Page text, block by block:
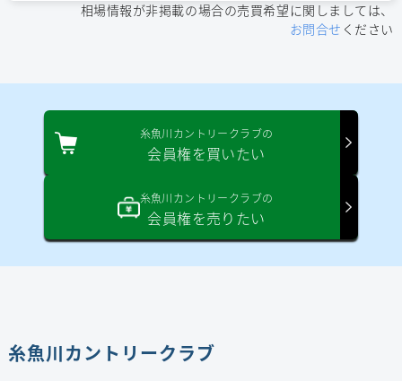
相場情報が非掲載の場合の売買希望に関しましては、
お問合せ ください
糸魚川カントリークラブの
会員権を買いたい
糸魚川カントリークラブの
会員権を売りたい
糸魚川カントリークラブ